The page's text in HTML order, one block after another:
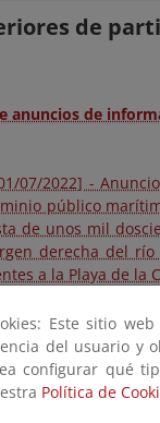
de
anuncios de
07/2022] -
público
de unos mil
derecha del
a la Playa de la
“ACTUACIONES
ENTRE LA
Y MOTRIL (18-
12/2021] -
Este sitio
del usuario y
configurar qué
Política de